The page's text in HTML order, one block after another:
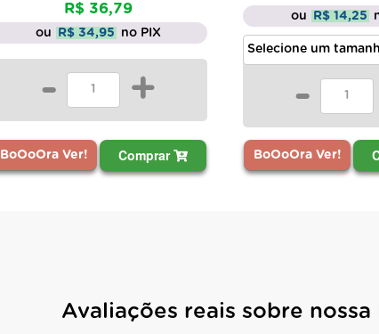
R$ 36,79
ou R$ 34,95 no PIX
- +
BoOoOra Ver! Comprar
ou R$ 14,25
-
BoOoOra Ver!
Avaliações reais sobre nossa